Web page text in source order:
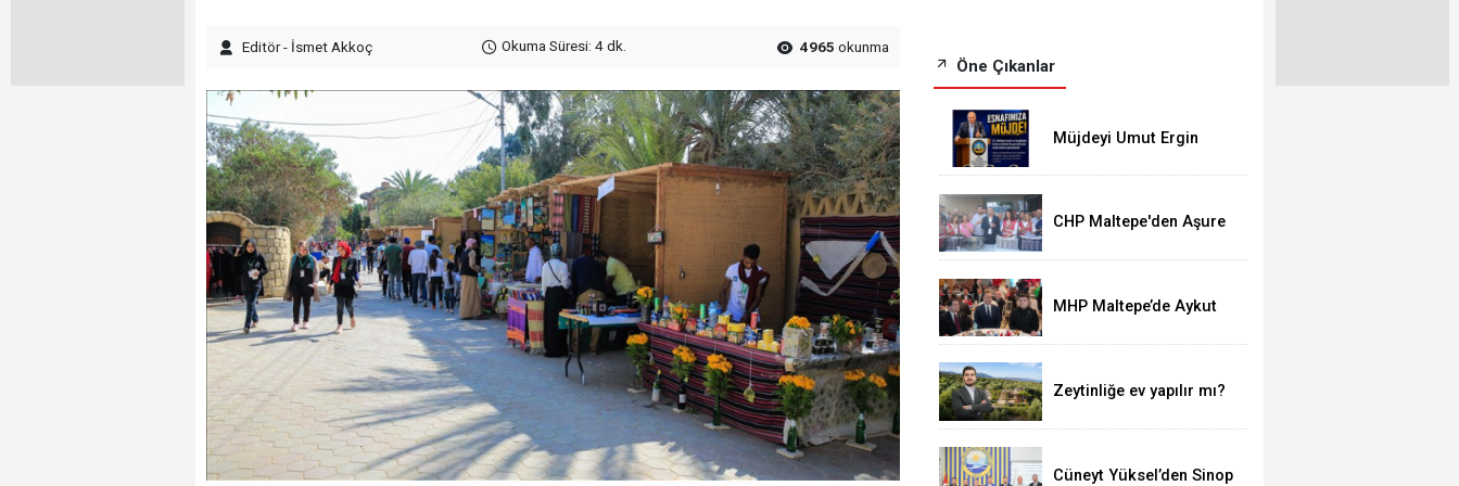
Editör - İsmet Akkoç Okuma Süresi: 4 dk. 4965 okunma
Öne Çıkanlar
Müjdeyi Umut Ergin
CHP Maltepe'den Aşure
MHP Maltepe’de Aykut
Zeytinliğe ev yapılır mı?
Cüneyt Yüksel’den Sinop